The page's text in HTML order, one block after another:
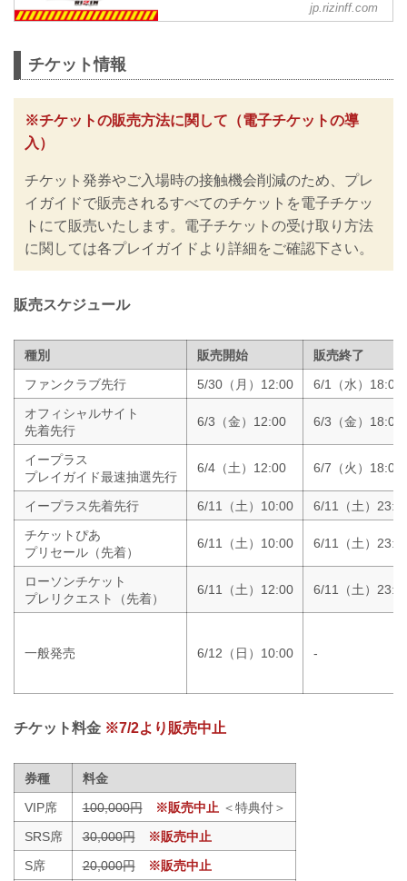
お知らせとお願い - RIZIN
FIGHTING FEDERATION オフィシ
チケットご購入前に、必ずご確認くださ
RIZINではイベント開催に際し、日本スポ
ーツ協会が作成した「スポーツイベント
防止の為のチケットの販売方法の変更や
入退場規制の実施、また禁止事項を設け
るなど、新たな取り組みを行いますので
ご案内いたします。
皆さまには大変ご不便をおかけいたしま
jp.rizinff.com
チケット情報
※チケットの販売方法に関して（電子チケットの導
入）
チケット発券やご入場時の接触機会削減のため、プレ
イガイドで販売されるすべてのチケットを電子チケッ
トにて販売いたします。電子チケットの受け取り方法
に関しては各プレイガイドより詳細をご確認下さい。
販売スケジュール
種別 販売開始
販売終了
ファンクラブ先行
5/30（月）12:00
6/1（水）18:00
オフィシャルサイト
先着先行
6/3（金）12:00 6/3（金）18:00
イープラス
プレイガイド最速抽選先行
6/4（土）12:00 6/7（火）18:00
イープラス先着先行 6/11（土）10:00
6/11（土）
チケットぴあ
プリセール（先着）
6/11（土）10:00 6/11（土）
ローソンチケット
プレリクエスト（先着）
6/11（土）12:00 6/11（土）
一般発売 6/12（日）10:00 -
チケット料金 ※7/2より販売中止
券種
料金
VIP席
100,000円 ※販売中止 ＜特典付＞
SRS席
30,000円
※販売中止
S席
20,000円 ※販売中止